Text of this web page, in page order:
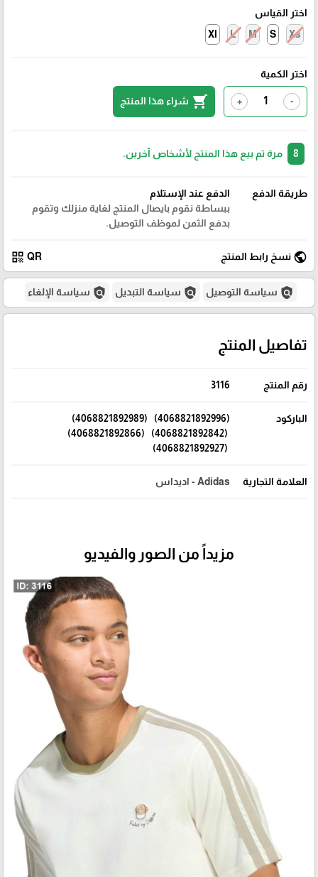
اختر القياس
Xs
S
M
L
Xl
اختر الكمية
-
+
shopping_cart شراء هذا المنتج
مرة تم بيع هذا المنتج لأشخاص آخرين.
طريقة الدفع
الدفع عند الإستلام
ببساطة نقوم بايصال المنتج لغاية منزلك وتقوم
بدفع الثمن لموظف التوصيل.
public نسخ رابط المنتج QR
qr_code
policy سياسة التوصيل policy سياسة التبديل policy سياسة الإلغاء
تفاصيل المنتج
رقم المنتج 3116
الباركود
(4068821892996) (4068821892989)
(4068821892842) (4068821892866)
(4068821892927)
العلامة التجارية Adidas - اديداس
مزيداً من الصور والفيديو